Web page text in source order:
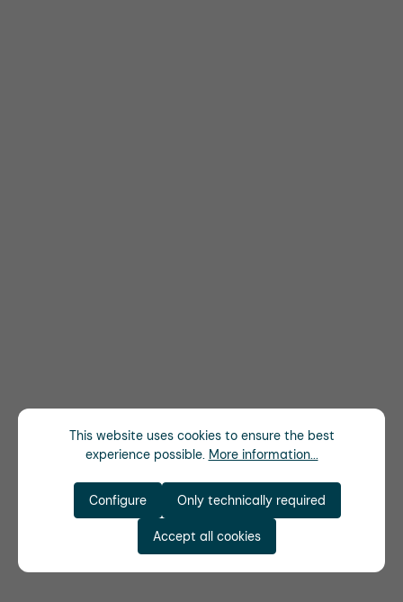
This website uses cookies to ensure the best
experience possible. More information...
Only technically required
Configure
Accept all cookies